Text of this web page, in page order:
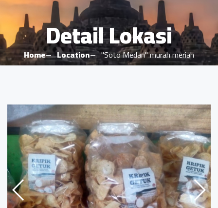
Detail Lokasi
Home Location "Soto Medan" murah meriah